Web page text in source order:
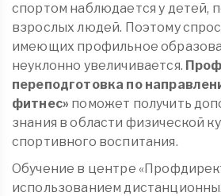
спортом наблюдается у детей,
взрослых людей. Поэтому
имеющих профильное
неуклонно увеличивается.
переподготовка по
фитнес» поможет получить
знания в области физической
спортивного воспитания.
Обучение в центре
использованием